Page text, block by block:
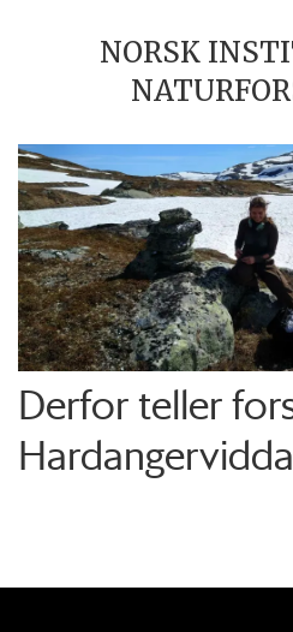
NORSK
Derfor teller
Hardangervidda